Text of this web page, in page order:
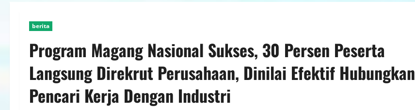
berita
Program Magang Nasional Sukses, 30 Persen Peserta
Langsung Direkrut Perusahaan, Dinilai Efektif Hubungkan
Pencari Kerja Dengan Industri